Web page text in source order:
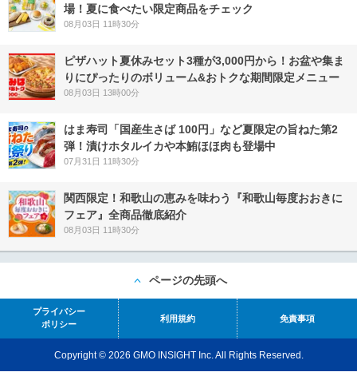
場！夏に食べたい限定商品をチェック
08月03日 11時30分
ピザハット夏休みセット3種が3,000円から！お盆や集ま
りにぴったりのボリューム&おトクな期間限定メニュー
08月03日 13時00分
はま寿司「国産生さば 100円」など夏限定の旨ねた第2
弾！漬けホタルイカや本鮪ほほ肉も登場中
07月31日 11時30分
関西限定！和歌山の恵みを味わう『和歌山毎度おおきに
フェア』全商品徹底紹介
08月03日 11時30分
ページの先頭へ
プライバシー
ポリシー
利用規約 免責事項
Copyright © 2026 GMO INSIGHT Inc. All Rights Reserved.